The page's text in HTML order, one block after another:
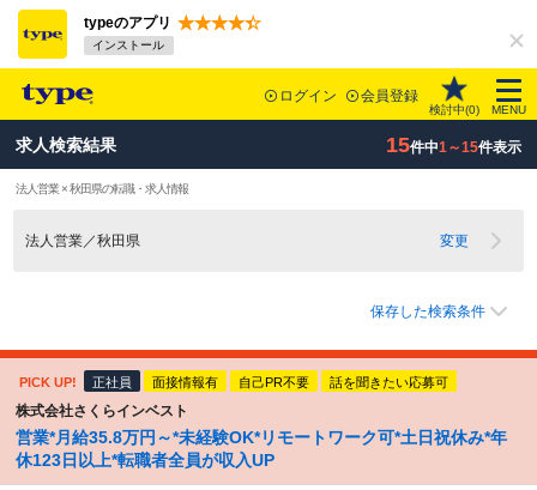
typeのアプリ
インストール
ログイン 会員登録
検討中(0) MENU
求人検索結果 15件中1～15件表示
法人営業 × 秋田県の転職・求人情報
法人営業／秋田県 変更
保存した検索条件
PICK UP! 正社員 面接情報有 自己PR不要 話を聞きたい応募可
株式会社さくらインベスト
営業*月給35.8万円～*未経験OK*リモートワーク可*土日祝休み*年
休123日以上*転職者全員が収入UP